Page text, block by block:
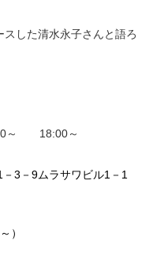
スした清水永子さんと語ろ
～ 18:00～
3－9ムラサワビル1－1
）